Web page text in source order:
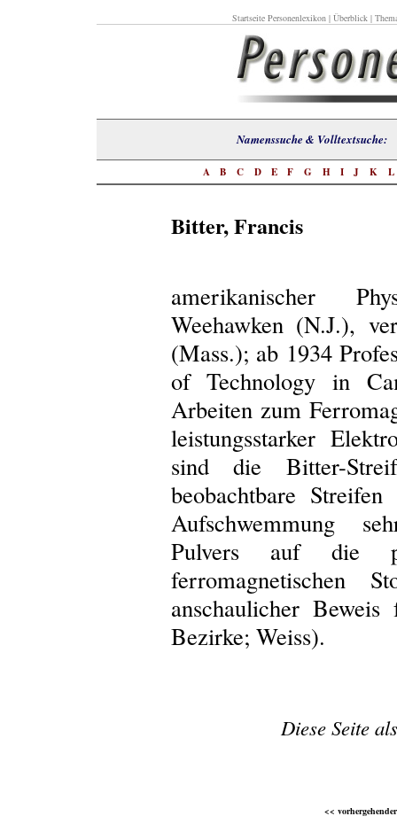
Startseite Personenlexikon| Überblick|
Namenssuche &
A B C D E F G H I J K L
Bitter, Francis
amerikanischer
Weehawken (N.J.),
(Mass.); ab 1934
of Technology in
Arbeiten zum
leistungsstarker
sind die Bitter-
beobachtbare
Aufschwemmung
Pulvers auf die
ferromagnetischen
anschaulicher
Bezirke; Weiss).
Diese Seite
<<